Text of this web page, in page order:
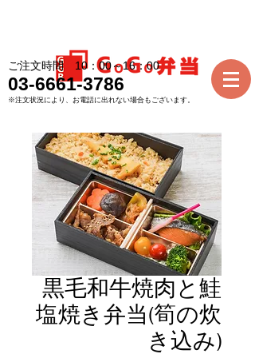
ご注文時間 10：00～16：00
03-6661-3786
※注文状況により、お電話に出れない場合もございます。
黒毛和牛焼肉と鮭
塩焼き弁当(筍の炊
き込み)